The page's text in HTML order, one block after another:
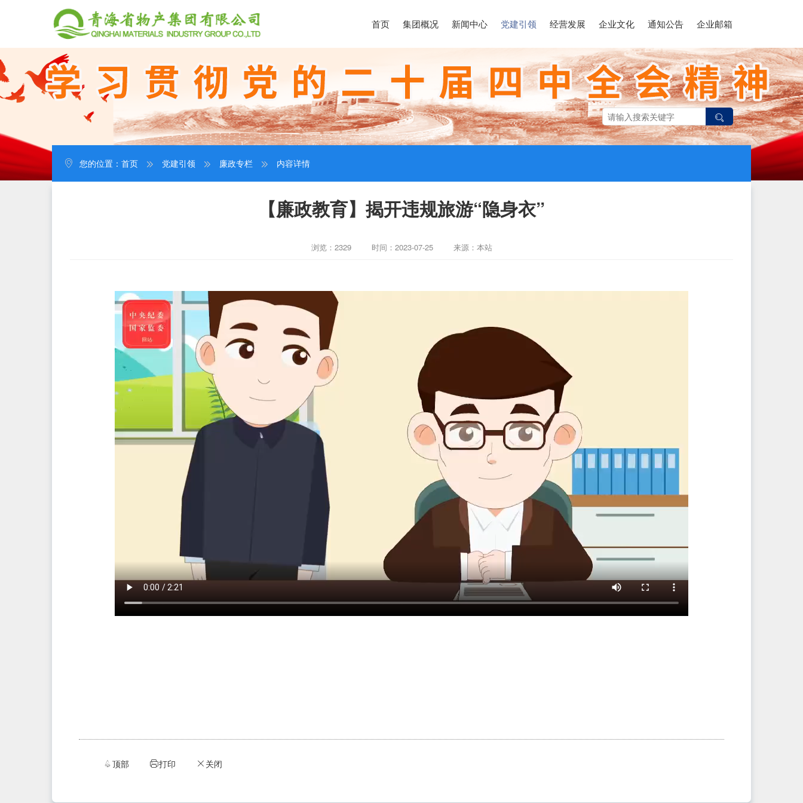
首页 集团概况 新闻中心 党建引领 经营发展 企业文化 通知公告 企业邮箱
您的位置： 首页 党建引领 廉政专栏 内容详情
【廉政教育】揭开违规旅游“隐身衣”
浏览：2329 时间：2023-07-25 来源：本站
顶部 打印 ဆ 关闭